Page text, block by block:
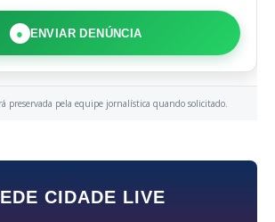
● ENVIAR DENÚNCIA
preservada pela equipe jornalística quando solicitado.
CIDADE LIVE